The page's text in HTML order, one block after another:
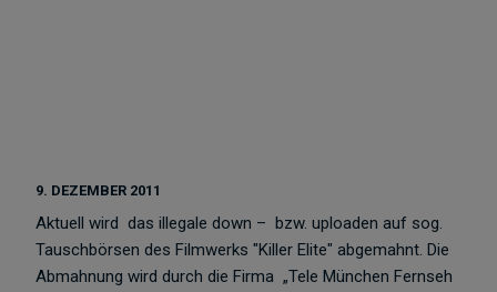
9. DEZEMBER 2011
Aktuell wird das illegale down – bzw. uploaden auf sog.
Tauschbörsen des Filmwerks "Killer Elite" abgemahnt. Die
Abmahnung wird durch die Firma „Tele München Fernseh